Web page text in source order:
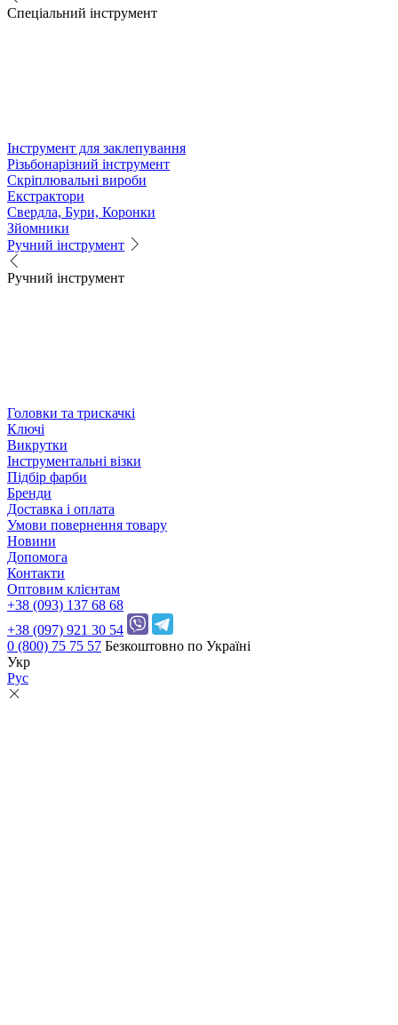
Спеціальний інструмент
Інструмент для заклепування
Різьбонарізний інструмент
Скріплювальні вироби
Екстрактори
Свердла, Бури, Коронки
Зйомники
Ручний інструмент
Ручний інструмент
Головки та трискачкі
Ключі
Викрутки
Інструментальні візки
Підбір фарби
Бренди
Доставка і оплата
Умови повернення товару
Новини
Допомога
Контакти
Оптовим клієнтам
+38 (093) 137 68 68
+38 (097) 921 30 54
0 (800) 75 75 57 Безкоштовно по Україні
Укр
Рус